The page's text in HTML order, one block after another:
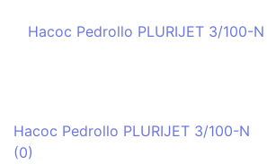
Насос Pedrollo PLURIJET 3/100-N
(0)